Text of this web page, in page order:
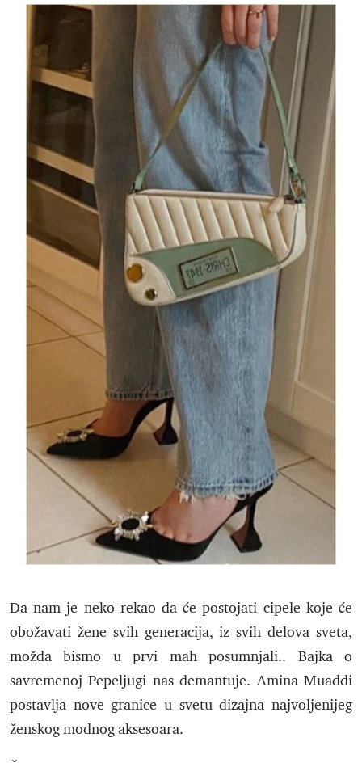
Da nam je neko rekao da će postojati cipele koje će
obožavati žene svih generacija, iz svih delova sveta,
možda bismo u prvi mah posumnjali.. Bajka o
savremenoj Pepeljugi nas demantuje. Amina Muaddi
postavlja nove granice u svetu dizajna najvoljenijeg
ženskog modnog aksesoara.